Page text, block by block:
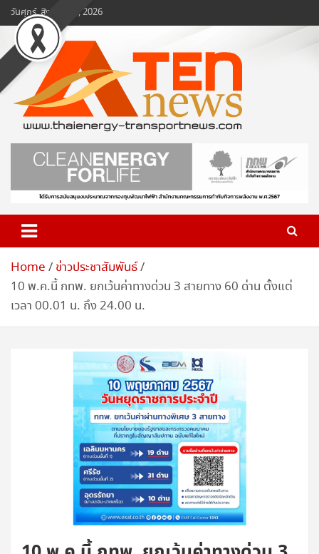
Skip
to
content
วันศุกร์, สิงหาคม 7, 2026
www.ten-news.com
ข่าวพลังงานและคมนาคม
Home
ข่าวประชาสัมพันธ์
10 พ.ค.นี้ กทพ. ยกเว้นค่าทางด่วน 3 สายทาง 60 ด่าน ตั้งแต่
เวลา 00.01 น. ถึง 24.00 น.